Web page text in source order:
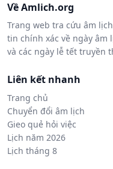
Về Amlich.org
Trang web tra cứu âm
tin chính xác về ngày âm
và các ngày lễ tết truyền
Liên kết nhanh
Trang chủ
Chuyển đổi âm lịch
Gieo quẻ hỏi việc
Lịch năm 2026
Lịch tháng 8